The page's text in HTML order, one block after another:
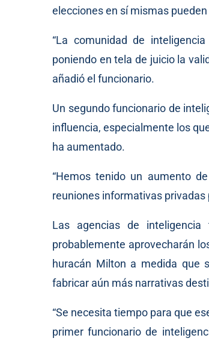
elecciones en sí mismas
“La comunidad de
poniendo en tela de juicio la
añadió el funcionario.
Un segundo funcionario de
influencia, especialmente los
ha aumentado.
“Hemos tenido un aumento
reuniones informativas
Las agencias de
probablemente aprovecharán
huracán Milton a medida que
fabricar aún más narrativas
“Se necesita tiempo para que
primer funcionario de